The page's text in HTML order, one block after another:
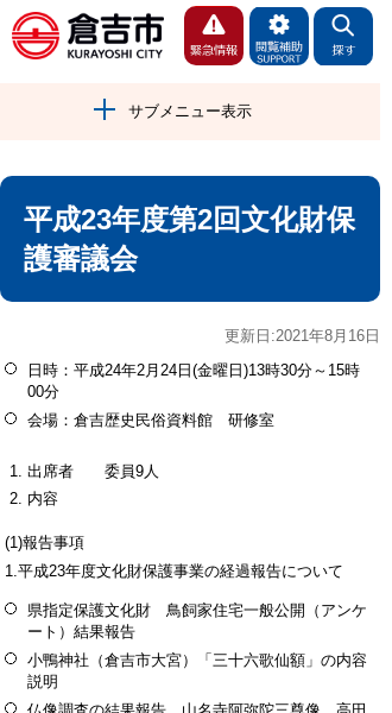
サブメニュー表示
平成23年度第2回文化財保
護審議会
更新日:2021年8月16日
日時：平成24年2月24日(金曜日)13時30分～15時
00分
会場：倉吉歴史民俗資料館 研修室
出席者 委員9人
内容
(1)報告事項
1.平成23年度文化財保護事業の経過報告について
県指定保護文化財 鳥飼家住宅一般公開（アンケ
ート）結果報告
小鴨神社（倉吉市大宮）「三十六歌仙額」の内容
説明